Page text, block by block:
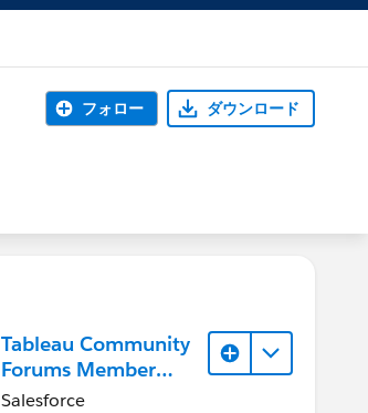
フォロー ダウンロード
Tableau Community
Forums Member
(Inactive)
Salesforce